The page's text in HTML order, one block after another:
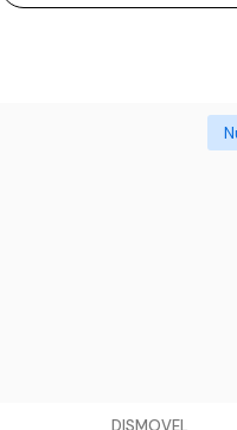
DISMOVEL